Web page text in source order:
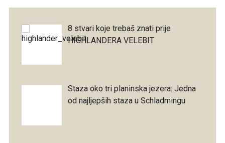
8 stvari koje trebaš znati prije
HIGHLANDERA VELEBIT
Staza oko tri planinska jezera: Jedna
od najljepših staza u Schladmingu